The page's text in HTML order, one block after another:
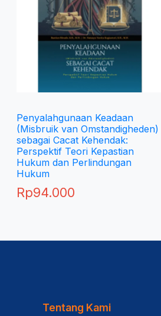
Penyalahgunaan Keadaan
(Misbruik van Omstandigheden)
sebagai Cacat Kehendak:
Perspektif Teori Kepastian
Hukum dan Perlindungan
Hukum
Rp94.000
Tentang Kami